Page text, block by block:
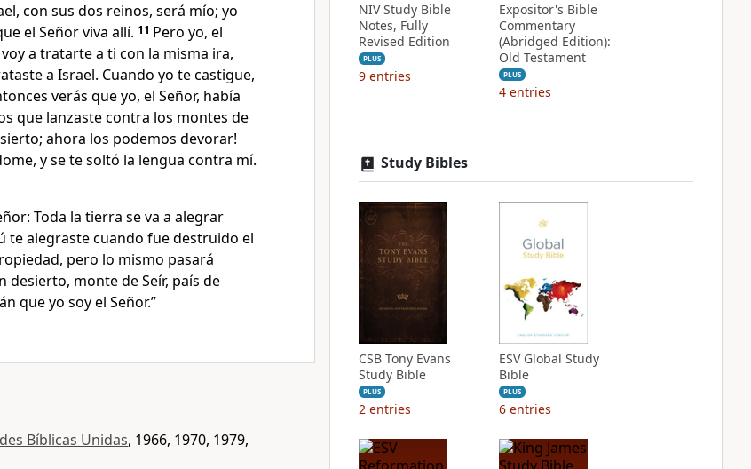
con sus dos reinos, será mío; yo
el Señor viva allí. 11 Pero yo, el
a tratarte a ti con la misma ira,
a Israel. Cuando yo te castigue,
verás que yo, el Señor, había
que lanzaste contra los montes de
ahora los podemos devorar!
y se te soltó la lengua contra mí.
Toda la tierra se va a alegrar
te alegraste cuando fue destruido el
pero lo mismo pasará
desierto, monte de Seír, país de
que yo soy el Señor.”
Bíblicas Unidas, 1966, 1970, 1979,
NIV Study Bible
Notes, Fully
Revised Edition
PLUS
9 entries
Expositor's Bible
Commentary
(Abridged Edition):
Old Testament
PLUS
4 entries
Study Bibles
CSB Tony Evans
Study Bible
PLUS
2 entries
ESV Global Study
Bible
PLUS
6 entries